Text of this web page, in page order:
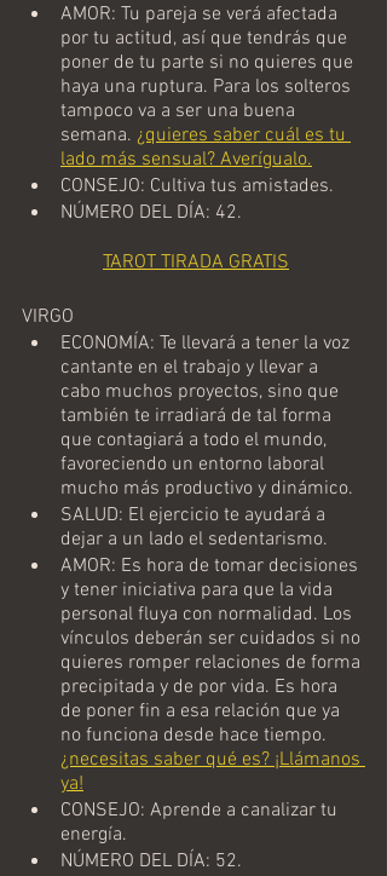
AMOR: Tu pareja se verá afectada
por tu actitud, así que tendrás que
poner de tu parte si no quieres que
haya una ruptura. Para los solteros
tampoco va a ser una buena
semana. ¿quieres saber cuál es tu
lado más sensual? Averígualo.
CONSEJO: Cultiva tus amistades.
NÚMERO DEL DÍA: 42.
TAROT TIRADA GRATIS
VIRGO
ECONOMÍA: Te llevará a tener la voz
cantante en el trabajo y llevar a
cabo muchos proyectos, sino que
también te irradiará de tal forma
que contagiará a todo el mundo,
favoreciendo un entorno laboral
mucho más productivo y dinámico.
SALUD: El ejercicio te ayudará a
dejar a un lado el sedentarismo.
AMOR: Es hora de tomar decisiones
y tener iniciativa para que la vida
personal fluya con normalidad. Los
vínculos deberán ser cuidados si no
quieres romper relaciones de forma
precipitada y de por vida. Es hora
de poner fin a esa relación que ya
no funciona desde hace tiempo.
¿necesitas saber qué es? ¡Llámanos
ya!
CONSEJO: Aprende a canalizar tu
energía.
NÚMERO DEL DÍA: 52.